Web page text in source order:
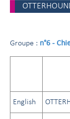
Groupe : n°6 -
English